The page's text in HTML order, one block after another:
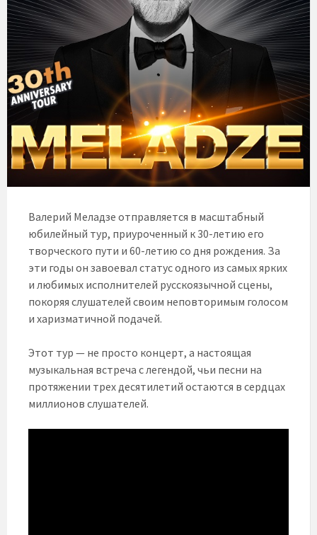
Валерий Меладзе отправляется в масштабный
юбилейный тур, приуроченный к 30-летию его
творческого пути и 60-летию со дня рождения. За
эти годы он завоевал статус одного из самых ярких
и любимых исполнителей русскоязычной сцены,
покоряя слушателей своим неповторимым голосом
и харизматичной подачей.
Этот тур — не просто концерт, а настоящая
музыкальная встреча с легендой, чьи песни на
протяжении трех десятилетий остаются в сердцах
миллионов слушателей.